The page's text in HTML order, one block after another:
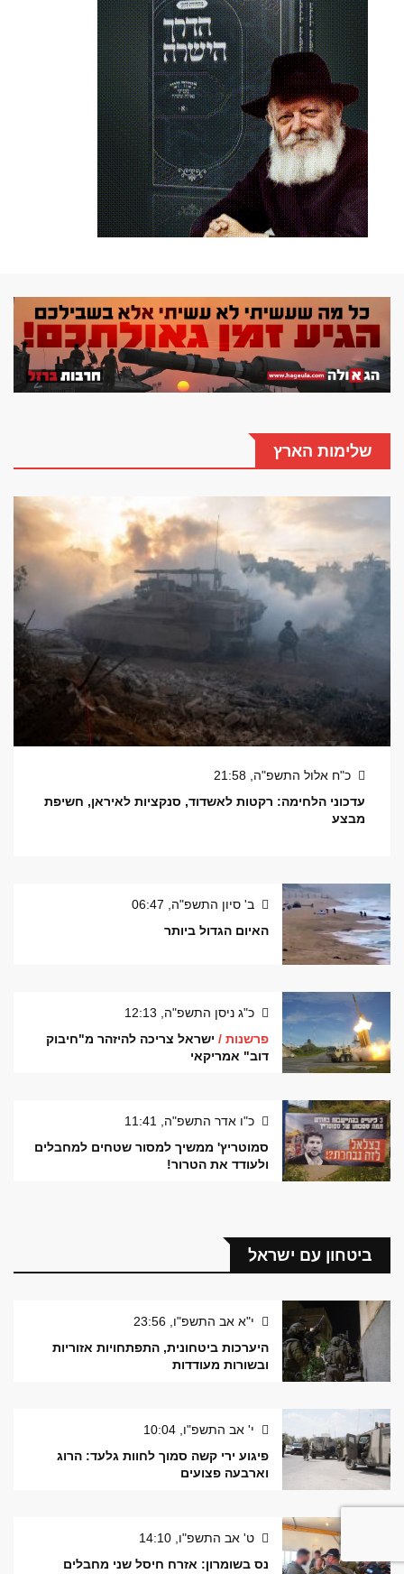
שלימות הארץ
כ"ח אלול התשפ"ה, 21:58
עדכוני הלחימה: רקטות לאשדוד, סנקציות לאיראן, חשיפת
מבצע
ב' סיון התשפ"ה, 06:47
האיום הגדול ביותר
כ"ג ניסן התשפ"ה, 12:13
פרשנות / ישראל צריכה להיזהר מ"חיבוק
דוב" אמריקאי
כ"ו אדר התשפ"ה, 11:41
סמוטריץ' ממשיך למסור שטחים למחבלים
ולעודד את הטרור!
ביטחון עם ישראל
י"א אב התשפ"ו, 23:56
היערכות ביטחונית, התפתחויות אזוריות
ובשורות מעודדות
י' אב התשפ"ו, 10:04
פיגוע ירי קשה סמוך לחוות גלעד: הרוג
וארבעה פצועים
ט' אב התשפ"ו, 14:10
נס בשומרון: אזרח חיסל שני מחבלים